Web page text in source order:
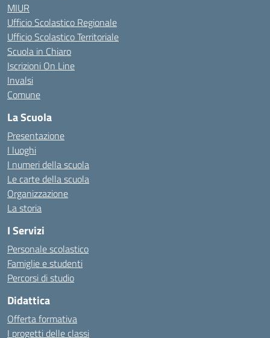
MIUR
Ufficio Scolastico Regionale
Ufficio Scolastico Territoriale
Scuola in Chiaro
Iscrizioni On Line
Invalsi
Comune
La Scuola
Presentazione
I luoghi
I numeri della scuola
Le carte della scuola
Organizzazione
La storia
I Servizi
Personale scolastico
Famiglie e studenti
Percorsi di studio
Didattica
Offerta formativa
I progetti delle classi